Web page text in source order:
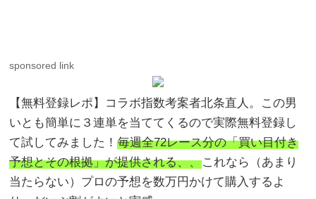
sponsored link
【無料登録レポ】コラボ指数考案者北条直人。この男
いとも簡単に３連単を当ててくるので実際無料登録し
て試してみました！毎週全72レース分の「買い目付き
予想とその根拠」が提供される、、これなら（あまり
当たらない）プロの予想を数万円かけて購入するよ